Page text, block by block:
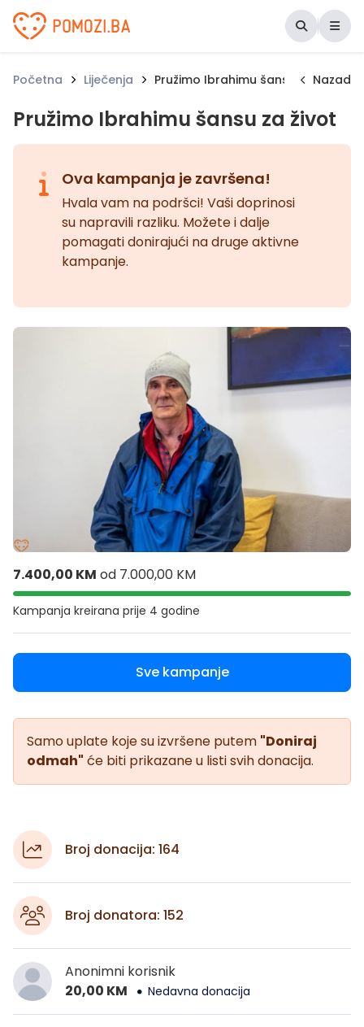
Udruženje Pomozi.ba
Početna Liječenja Pružimo Ibrahimu šansu za život
Nazad
Pružimo Ibrahimu šansu za život
Ova kampanja je završena!
Hvala vam na podršci! Vaši doprinosi
su napravili razliku. Možete i dalje
pomagati donirajući na druge aktivne
kampanje.
7.400,00 KM od 7.000,00 KM
Kampanja kreirana prije 4 godine
Sve kampanje
Samo uplate koje su izvršene putem "Doniraj
odmah" će biti prikazane u listi svih donacija.
Broj donacija: 164
Broj donatora: 152
Anonimni korisnik
20,00 KM
Nedavna donacija